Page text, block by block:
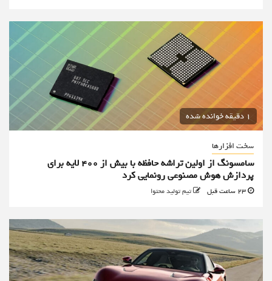
1 دقیقه خوانده شده
سخت افزارها
سامسونگ از اولین تراشه حافظه با بیش از ۴۰۰ لایه برای
پردازش هوش مصنوعی رونمایی کرد
تیم تولید محتوا